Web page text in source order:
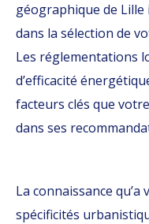
géographique de
dans la sélection de
Les réglementations
d’efficacité
facteurs clés que
dans ses
La connaissance
spécificités